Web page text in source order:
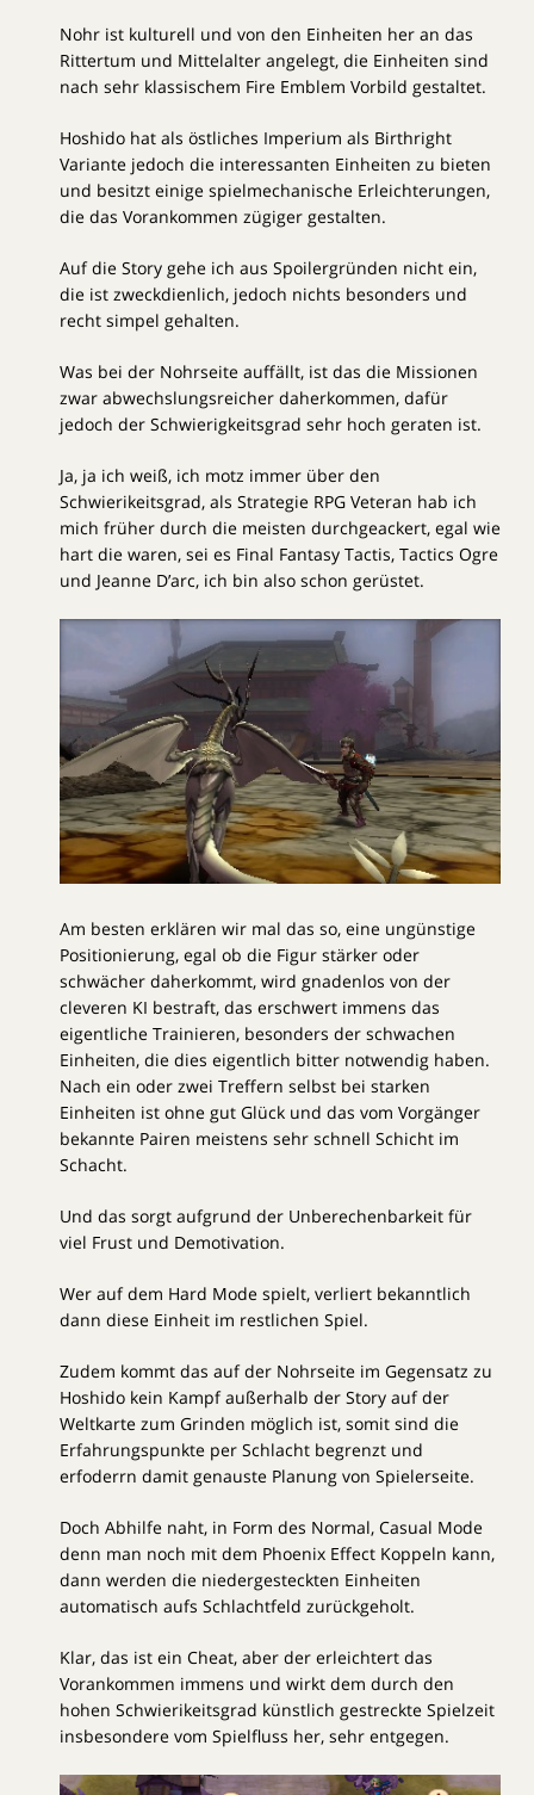
Nohr ist kulturell und von den Einheiten her an das
Rittertum und Mittelalter angelegt, die Einheiten sind
nach sehr klassischem Fire Emblem Vorbild gestaltet.
Hoshido hat als östliches Imperium als Birthright
Variante jedoch die interessanten Einheiten zu bieten
und besitzt einige spielmechanische Erleichterungen,
die das Vorankommen zügiger gestalten.
Auf die Story gehe ich aus Spoilergründen nicht ein,
die ist zweckdienlich, jedoch nichts besonders und
recht simpel gehalten.
Was bei der Nohrseite auffällt, ist das die Missionen
zwar abwechslungsreicher daherkommen, dafür
jedoch der Schwierigkeitsgrad sehr hoch geraten ist.
Ja, ja ich weiß, ich motz immer über den
Schwierikeitsgrad, als Strategie RPG Veteran hab ich
mich früher durch die meisten durchgeackert, egal wie
hart die waren, sei es Final Fantasy Tactis, Tactics Ogre
und Jeanne D’arc, ich bin also schon gerüstet.
Am besten erklären wir mal das so, eine ungünstige
Positionierung, egal ob die Figur stärker oder
schwächer daherkommt, wird gnadenlos von der
cleveren KI bestraft, das erschwert immens das
eigentliche Trainieren, besonders der schwachen
Einheiten, die dies eigentlich bitter notwendig haben.
Nach ein oder zwei Treffern selbst bei starken
Einheiten ist ohne gut Glück und das vom Vorgänger
bekannte Pairen meistens sehr schnell Schicht im
Schacht.
Und das sorgt aufgrund der Unberechenbarkeit für
viel Frust und Demotivation.
Wer auf dem Hard Mode spielt, verliert bekanntlich
dann diese Einheit im restlichen Spiel.
Zudem kommt das auf der Nohrseite im Gegensatz zu
Hoshido kein Kampf außerhalb der Story auf der
Weltkarte zum Grinden möglich ist, somit sind die
Erfahrungspunkte per Schlacht begrenzt und
erfoderrn damit genauste Planung von Spielerseite.
Doch Abhilfe naht, in Form des Normal, Casual Mode
denn man noch mit dem Phoenix Effect Koppeln kann,
dann werden die niedergesteckten Einheiten
automatisch aufs Schlachtfeld zurückgeholt.
Klar, das ist ein Cheat, aber der erleichtert das
Vorankommen immens und wirkt dem durch den
hohen Schwierikeitsgrad künstlich gestreckte Spielzeit
insbesondere vom Spielfluss her, sehr entgegen.